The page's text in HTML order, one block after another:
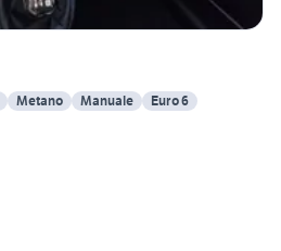
Metano Manuale Euro 6